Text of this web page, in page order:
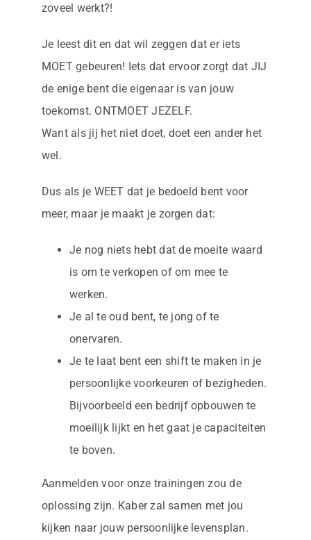
zoveel werkt?!
Je leest dit en dat wil zeggen dat er iets
MOET gebeuren! Iets dat ervoor zorgt dat JIJ
de enige bent die eigenaar is van jouw
toekomst. ONTMOET JEZELF.
Want als jij het niet doet, doet een ander het
wel.
Dus als je WEET dat je bedoeld bent voor
meer, maar je maakt je zorgen dat:
Je nog niets hebt dat de moeite waard
is om te verkopen of om mee te
werken.
Je al te oud bent, te jong of te
onervaren.
Je te laat bent een shift te maken in je
persoonlijke voorkeuren of bezigheden.
Bijvoorbeeld een bedrijf opbouwen te
moeilijk lijkt en het gaat je capaciteiten
te boven.
Aanmelden voor onze trainingen zou de
oplossing zijn. Kaber zal samen met jou
kijken naar jouw persoonlijke levensplan.